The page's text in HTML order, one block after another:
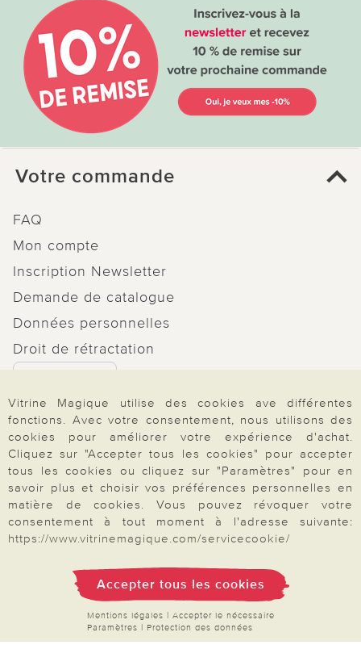
Votre commande
FAQ
Mon compte
Inscription Newsletter
Demande de catalogue
Données personnelles
Droit de rétractation
Paiement & Livraison
À propos de nous
Besoin d'aide?
Vitrine Magique utilise des cookies ave différentes
fonctions. Avec votre consentement, nous utilisons des
cookies pour améliorer votre expérience d'achat.
Cliquez sur "Accepter tous les cookies" pour accepter
tous les cookies ou cliquez sur "Paramètres" pour en
savoir plus et choisir vos préférences personnelles en
matière de cookies. Vous pouvez révoquer votre
consentement à tout moment à l'adresse suivante:
https://www.vitrinemagique.com/servicecookie/
Accepter tous les cookies
Mentions légales | Accepter le nécessaire
Paramètres | Protection des données